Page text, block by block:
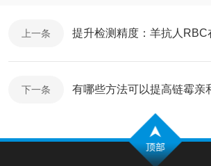
上一条
下一条 有哪些方法可以提高链霉亲